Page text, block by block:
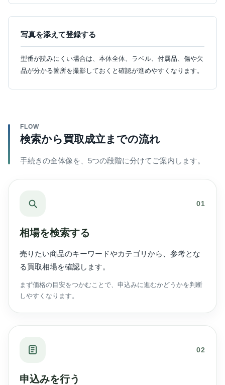
写真を添えて登録する
型番が読みにくい場合は、本体全体、ラベル、付属品、傷や欠
品が分かる箇所を撮影しておくと確認が進めやすくなります。
FLOW
検索から買取成立までの流れ
手続きの全体像を、5つの段階に分けてご案内します。
01
相場を検索する
売りたい商品のキーワードやカテゴリから、参考とな
る買取相場を確認します。
まず価格の目安をつかむことで、申込みに進むかどうかを判断
しやすくなります。
02
申込みを行う